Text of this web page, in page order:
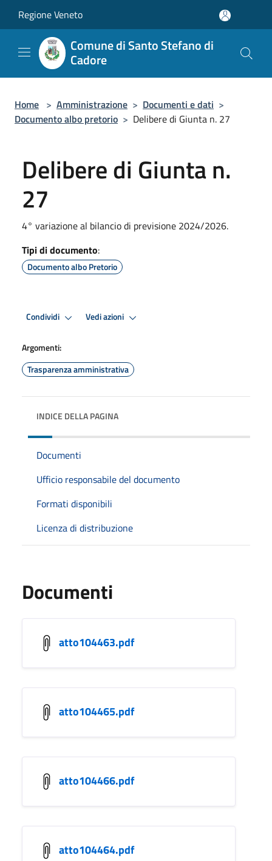
Regione Veneto
Comune di Santo Stefano di
Cadore
Home > Amministrazione > Documenti e dati >
Documento albo pretorio > Delibere di Giunta n. 27
Delibere di Giunta n.
27
4° variazione al bilancio di previsione 2024/2026.
Tipi di documento:
Documento albo Pretorio
Condividi Vedi azioni
Argomenti:
Trasparenza amministrativa
INDICE DELLA PAGINA
Documenti
Ufficio responsabile del documento
Formati disponibili
Licenza di distribuzione
Documenti
atto104463.pdf
atto104465.pdf
atto104466.pdf
atto104464.pdf